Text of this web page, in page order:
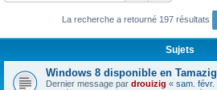
La recherche a retourné 197 résultats
Sujets
Windows 8 disponible en
Dernier message par drouizig « sam. févr.